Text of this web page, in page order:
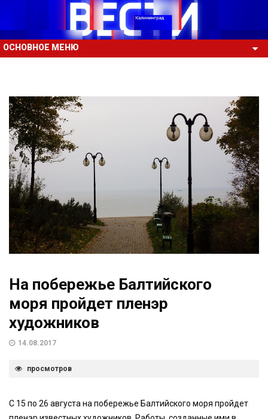
ОСНОВНОЕ МЕНЮ
На побережье Балтийского
моря пройдет пленэр
художников
14.08.2017
просмотров
С 15 по 26 августа на побережье Балтийского моря пройдет